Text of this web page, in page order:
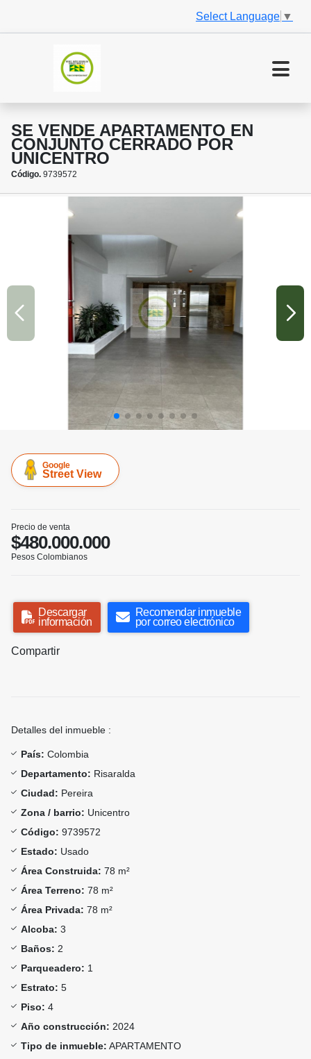
Select Language ▼
SE VENDE APARTAMENTO EN
CONJUNTO CERRADO POR
UNICENTRO
Código. 9739572
Google
Street View
Precio de venta
$480.000.000
Pesos Colombianos
Descargar
información
Recomendar inmueble
por correo electrónico
Compartir
Detalles del inmueble :
País: Colombia
Departamento: Risaralda
Ciudad: Pereira
Zona / barrio: Unicentro
Código: 9739572
Estado: Usado
Área Construida: 78 m²
Área Terreno: 78 m²
Área Privada: 78 m²
Alcoba: 3
Baños: 2
Parqueadero: 1
Estrato: 5
Piso: 4
Año construcción: 2024
Tipo de inmueble: APARTAMENTO